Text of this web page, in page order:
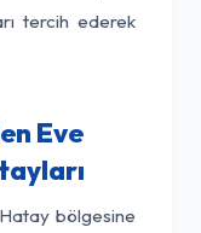
tercih ederek
Eve
bölgesine